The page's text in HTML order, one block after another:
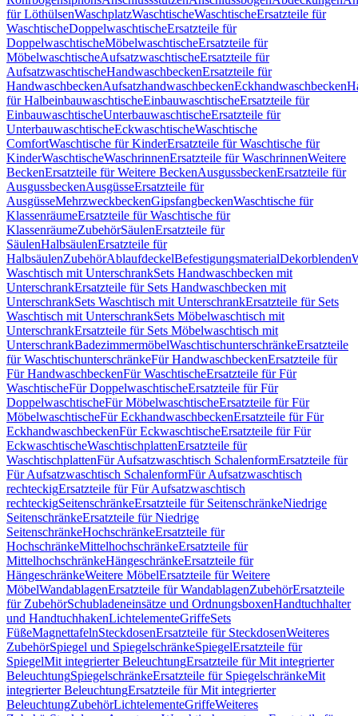
für LöthülsenWaschplatzWaschtischeWaschtischeErsatzteile für
WaschtischeDoppelwaschtischeErsatzteile für
DoppelwaschtischeMöbelwaschtischeErsatzteile für
MöbelwaschtischeAufsatzwaschtischeErsatzteile für
AufsatzwaschtischeHandwaschbeckenErsatzteile für
HandwaschbeckenAufsatzhandwaschbeckenEckhandwaschbecken
für HalbeinbauwaschtischeEinbauwaschtischeErsatzteile für
EinbauwaschtischeUnterbauwaschtischeErsatzteile für
UnterbauwaschtischeEckwaschtischeWaschtische
ComfortWaschtische für KinderErsatzteile für Waschtische für
KinderWaschtischeWaschrinnenErsatzteile für WaschrinnenWeitere
BeckenErsatzteile für Weitere BeckenAusgussbeckenErsatzteile für
AusgussbeckenAusgüsseErsatzteile für
AusgüsseMehrzweckbeckenGipsfangbeckenWaschtische für
KlassenräumeErsatzteile für Waschtische für
KlassenräumeZubehörSäulenErsatzteile für
SäulenHalbsäulenErsatzteile für
HalbsäulenZubehörAblaufdeckelBefestigungsmaterialDekorblenden
Waschtisch mit UnterschrankSets Handwaschbecken mit
UnterschrankErsatzteile für Sets Handwaschbecken mit
UnterschrankSets Waschtisch mit UnterschrankErsatzteile für Sets
Waschtisch mit UnterschrankSets Möbelwaschtisch mit
UnterschrankErsatzteile für Sets Möbelwaschtisch mit
UnterschrankBadezimmermöbelWaschtischunterschränkeErsatzteile
für WaschtischunterschränkeFür HandwaschbeckenErsatzteile für
Für HandwaschbeckenFür WaschtischeErsatzteile für Für
WaschtischeFür DoppelwaschtischeErsatzteile für Für
DoppelwaschtischeFür MöbelwaschtischeErsatzteile für Für
MöbelwaschtischeFür EckhandwaschbeckenErsatzteile für Für
EckhandwaschbeckenFür EckwaschtischeErsatzteile für Für
EckwaschtischeWaschtischplattenErsatzteile für
WaschtischplattenFür Aufsatzwaschtisch SchalenformErsatzteile für
Für Aufsatzwaschtisch SchalenformFür Aufsatzwaschtisch
rechteckigErsatzteile für Für Aufsatzwaschtisch
rechteckigSeitenschränkeErsatzteile für SeitenschränkeNiedrige
SeitenschränkeErsatzteile für Niedrige
SeitenschränkeHochschränkeErsatzteile für
HochschränkeMittelhochschränkeErsatzteile für
MittelhochschränkeHängeschränkeErsatzteile für
HängeschränkeWeitere MöbelErsatzteile für Weitere
MöbelWandablagenErsatzteile für WandablagenZubehörErsatzteile
für ZubehörSchubladeneinsätze und OrdnungsboxenHandtuchhalter
und HandtuchhakenLichtelementeGriffeSets
FüßeMagnettafelnSteckdosenErsatzteile für SteckdosenWeiteres
ZubehörSpiegel und SpiegelschränkeSpiegelErsatzteile für
SpiegelMit integrierter BeleuchtungErsatzteile für Mit integrierter
BeleuchtungSpiegelschränkeErsatzteile für SpiegelschränkeMit
integrierter BeleuchtungErsatzteile für Mit integrierter
BeleuchtungZubehörLichtelementeGriffeWeiteres